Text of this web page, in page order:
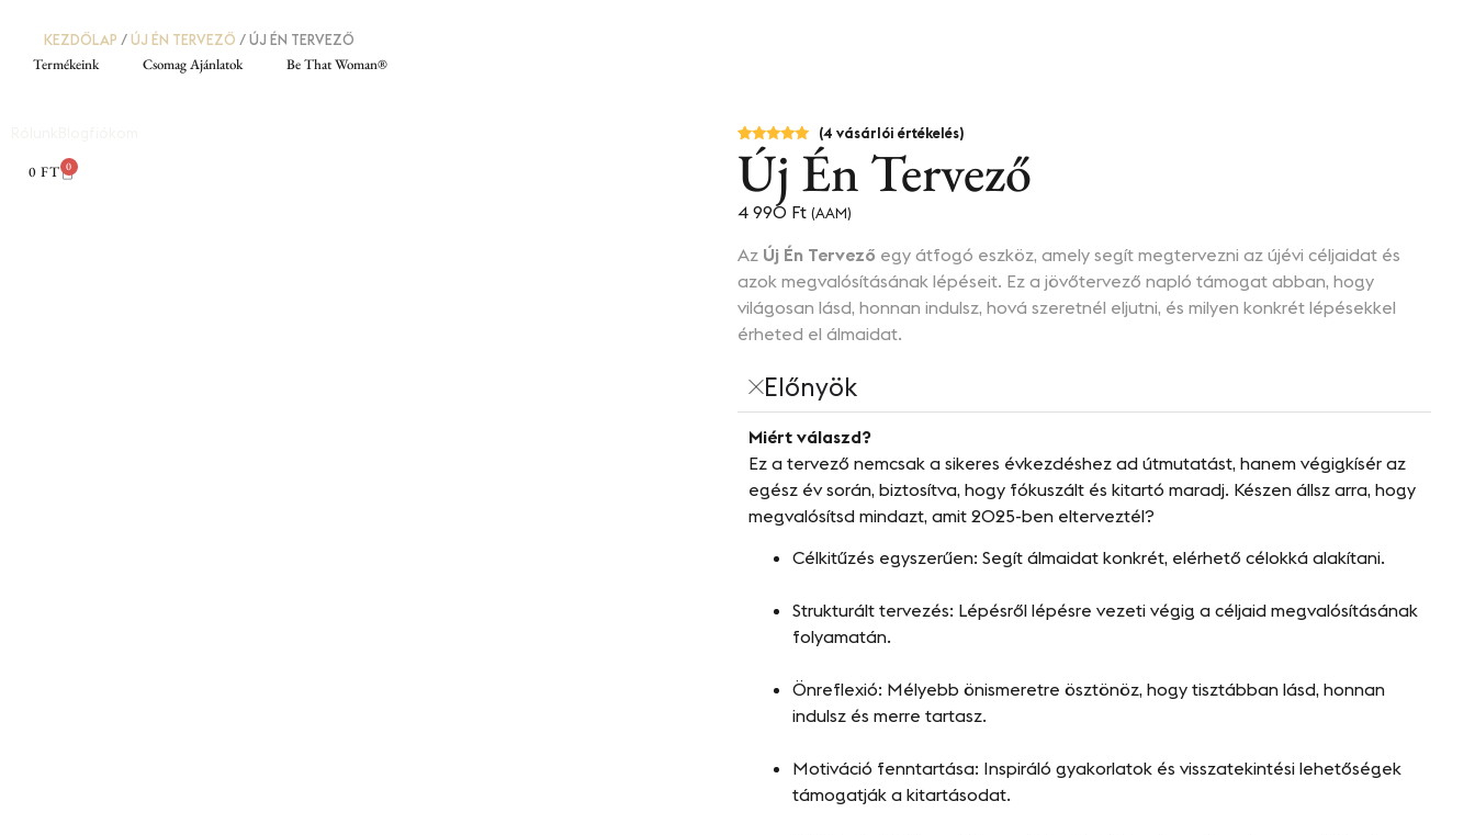
Termékeink Csomag Ajánlatok Be That Woman®
0 FT 0
KEZDŐLAP /ÚJ ÉN TERVEZŐ / ÚJ ÉN TERVEZŐ
Értékelés
5.00
az 5-
ből,
4
értékelés
alapján
(4 vásárlói értékelés)
Új Én Tervező
4 990 Ft (AAM)
Az Új Én Tervező egy átfogó eszköz, amely segít megtervezni az újévi céljaidat és
azok megvalósításának lépéseit. Ez a jövőtervező napló támogat abban, hogy
világosan lásd, honnan indulsz, hová szeretnél eljutni, és milyen konkrét lépésekkel
érheted el álmaidat.
Előnyök
Miért válaszd?
Ez a tervező nemcsak a sikeres évkezdéshez ad útmutatást, hanem végigkísér az
egész év során, biztosítva, hogy fókuszált és kitartó maradj. Készen állsz arra, hogy
megvalósítsd mindazt, amit 2025-ben elterveztél?
Célkitűzés egyszerűen: Segít álmaidat konkrét, elérhető célokká alakítani.
Strukturált tervezés: Lépésről lépésre vezeti végig a céljaid megvalósításának
folyamatán.
Önreflexió: Mélyebb önismeretre ösztönöz, hogy tisztábban lásd, honnan
indulsz és merre tartasz.
Motiváció fenntartása: Inspiráló gyakorlatok és visszatekintési lehetőségek
támogatják a kitartásodat.